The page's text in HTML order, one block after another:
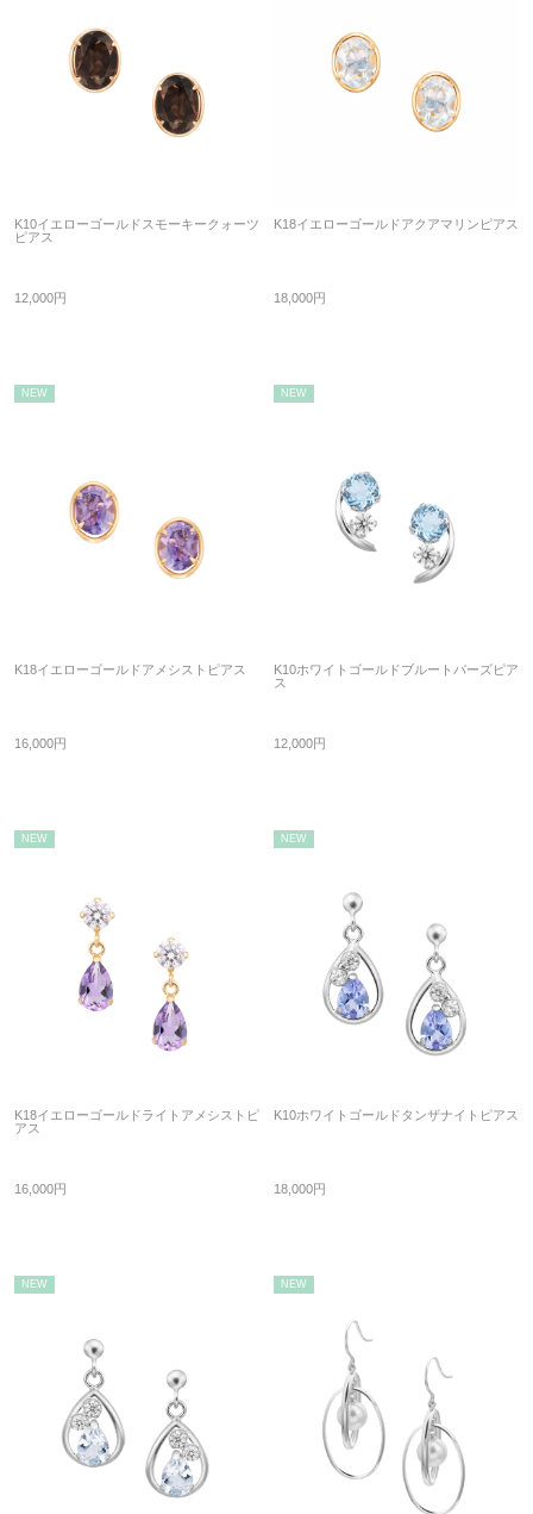
K10イエローゴールドスモーキークォーツ
ピアス
12,000円
K18イエローゴールドアクアマリンピアス
18,000円
NEW
K18イエローゴールドアメシストピアス
16,000円
NEW
K10ホワイトゴールドブルートパーズピア
ス
12,000円
NEW
K18イエローゴールドライトアメシストピ
アス
16,000円
NEW
K10ホワイトゴールドタンザナイトピアス
18,000円
NEW NEW